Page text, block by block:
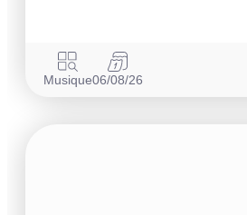
Musique06/08/26